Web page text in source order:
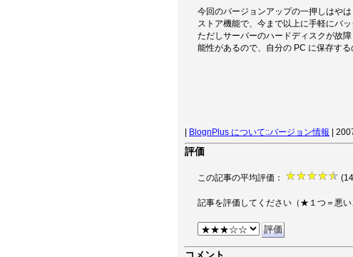
今回のバージョンアップの一押しはや
ストア機能で、今まで以上に手軽にバ
ただしサーバーのハードディスクが故
能性があるので、自分の PC に保存する
| BlognPlus について::バージョン情報 |
評価
この記事の平均評価： (14
記事を評価してください（★１つ＝悪い